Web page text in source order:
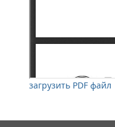
загрузить PDF файл